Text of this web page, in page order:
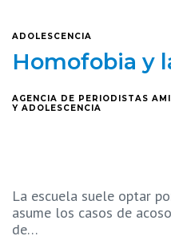
ADOLESCENCIA
Homofobia y
AGENCIA DE PERIODISTAS
Y ADOLESCENCIA
La escuela suele optar
asume los casos de
de…